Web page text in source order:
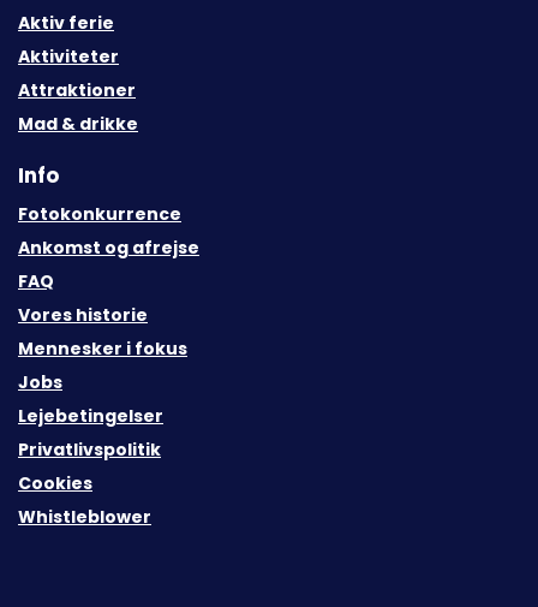
Aktiv ferie
Aktiviteter
Attraktioner
Mad & drikke
Info
Fotokonkurrence
Ankomst og afrejse
FAQ
Vores historie
Mennesker i fokus
Jobs
Lejebetingelser
Privatlivspolitik
Cookies
Whistleblower